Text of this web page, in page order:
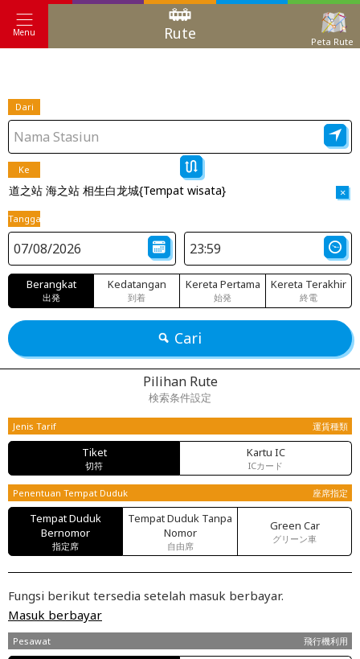
Menu Rute Peta Rute
Dari
Ke
道之站 海之站 相生白龙城{Tempat wisata} ×
Tanggal
Berangkat
出発
Kedatangan
到着
Kereta Pertama
始発
Kereta Terakhir
終電
Cari
Pilihan Rute
検索条件設定
Jenis Tarif 運賃種類
Tiket
切符
Kartu IC
ICカード
Penentuan Tempat Duduk 座席指定
Tempat Duduk
Bernomor
指定席
Tempat Duduk Tanpa
Nomor
自由席
Green Car
グリーン車
Fungsi berikut tersedia setelah masuk berbayar.
Masuk berbayar
Pesawat 飛行機利用